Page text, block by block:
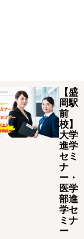
【盛
岡駅
前
校】
大学
進学
セミ
ナ
ー・
医学
部進
学セ
ミナ
ー